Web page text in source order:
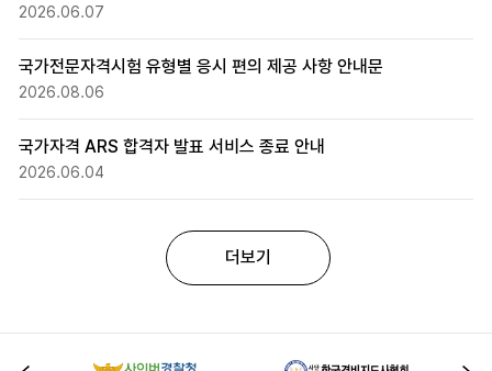
2026.06.07
국가전문자격시험 유형별 응시 편의 제공 사항 안내문
2026.08.06
국가자격 ARS 합격자 발표 서비스 종료 안내
2026.06.04
더보기